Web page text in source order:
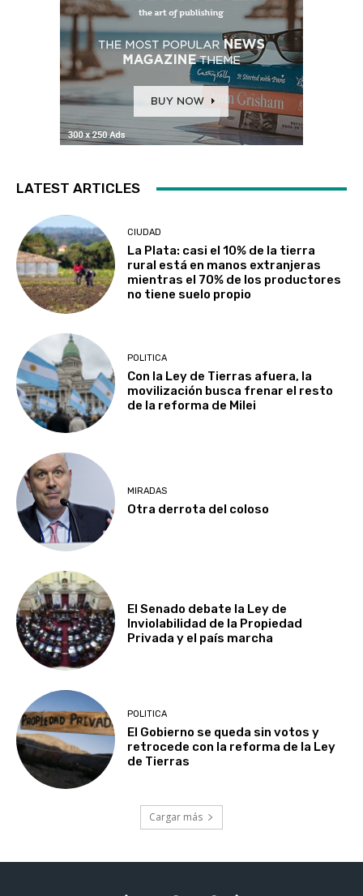
LATEST ARTICLES
CIUDAD
La Plata: casi el 10% de la tierra
rural está en manos extranjeras
mientras el 70% de los productores
no tiene suelo propio
POLITICA
Con la Ley de Tierras afuera, la
movilización busca frenar el resto
de la reforma de Milei
MIRADAS
Otra derrota del coloso
El Senado debate la Ley de
Inviolabilidad de la Propiedad
Privada y el país marcha
POLITICA
El Gobierno se queda sin votos y
retrocede con la reforma de la Ley
de Tierras
Cargar más